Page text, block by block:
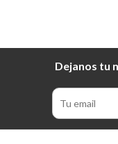
Dejanos tu